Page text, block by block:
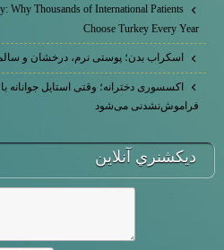
Why Thousands of International Patients
Choose Turkey Every Year
اسکراب بدن؛ پوستی نرم، درخشان و
اکسسوری دخترانه؛ وقتی استایل
فراموش‌نشدنی می‌شود
ديكشنري آنلاين